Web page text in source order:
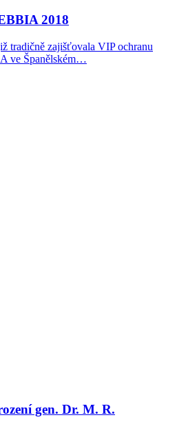
2018
zajišťovala VIP ochranu
ve Španělském…
gen. Dr. M. R.